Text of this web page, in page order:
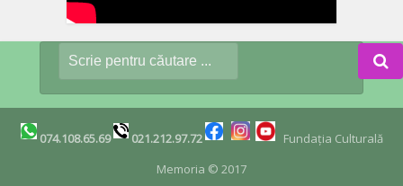
074.108.65.69 021.212.97.72
Fundația Culturală
Memoria © 2017